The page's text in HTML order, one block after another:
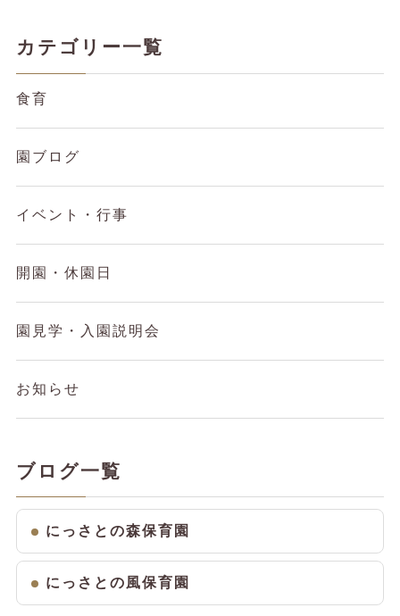
カテゴリー一覧
食育
園ブログ
イベント・行事
開園・休園日
園見学・入園説明会
お知らせ
ブログ一覧
にっさとの森保育園
にっさとの風保育園